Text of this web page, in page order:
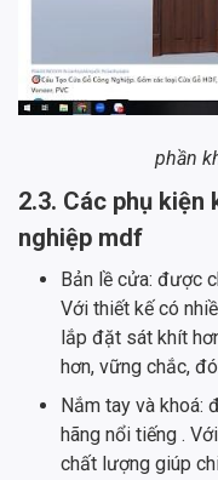
phần
2.3. Các phụ
nghiệp mdf
Bản lề cửa: được
Với thiết kế có
lắp đặt sát khít
hơn, vững chắc,
Nắm tay và khoá:
hãng nổi tiếng .
chất lượng giúp